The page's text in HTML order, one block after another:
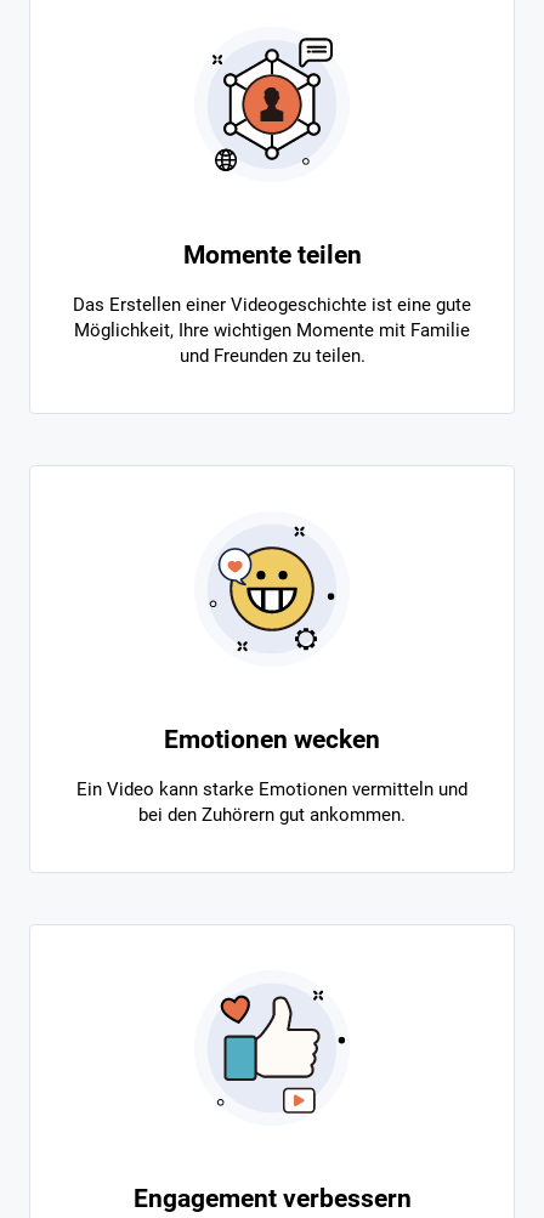
Momente teilen
Das Erstellen einer Videogeschichte ist eine gute
Möglichkeit, Ihre wichtigen Momente mit Familie
und Freunden zu teilen.
Emotionen wecken
Ein Video kann starke Emotionen vermitteln und
bei den Zuhörern gut ankommen.
Engagement verbessern